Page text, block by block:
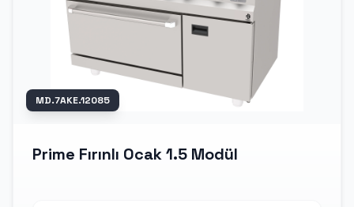
MD.7AKE.12085
Prime Fırınlı Ocak 1.5 Modül